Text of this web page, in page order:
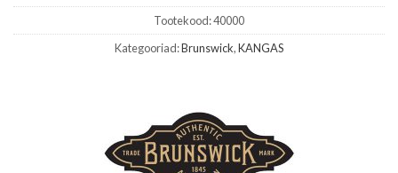
Tootekood:40000
Kategooriad:Brunswick,KANGAS